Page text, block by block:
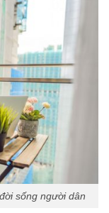
sống người dân